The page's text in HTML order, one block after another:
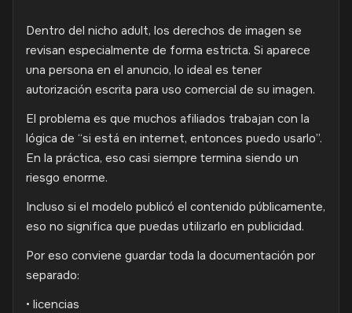
Dentro del nicho adult, los derechos de imagen se
revisan especialmente de forma estricta. Si aparece
una persona en el anuncio, lo ideal es tener
autorización escrita para uso comercial de su imagen.
El problema es que muchos afiliados trabajan con la
lógica de “si está en internet, entonces puedo usarlo”.
En la práctica, eso casi siempre termina siendo un
riesgo enorme.
Incluso si el modelo publicó el contenido públicamente,
eso no significa que puedas utilizarlo en publicidad.
Por eso conviene guardar toda la documentación por
separado:
• licencias